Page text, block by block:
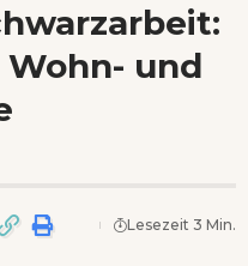
und
Lesezeit 3 Min.